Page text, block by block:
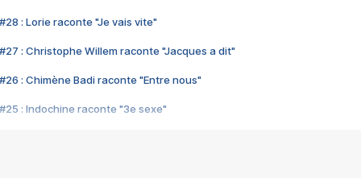
#28 : Lorie raconte "Je vais vite"
#27 : Christophe Willem raconte "Jacques a dit"
#26 : Chimène Badi raconte "Entre nous"
#25 : Indochine raconte "3e sexe"